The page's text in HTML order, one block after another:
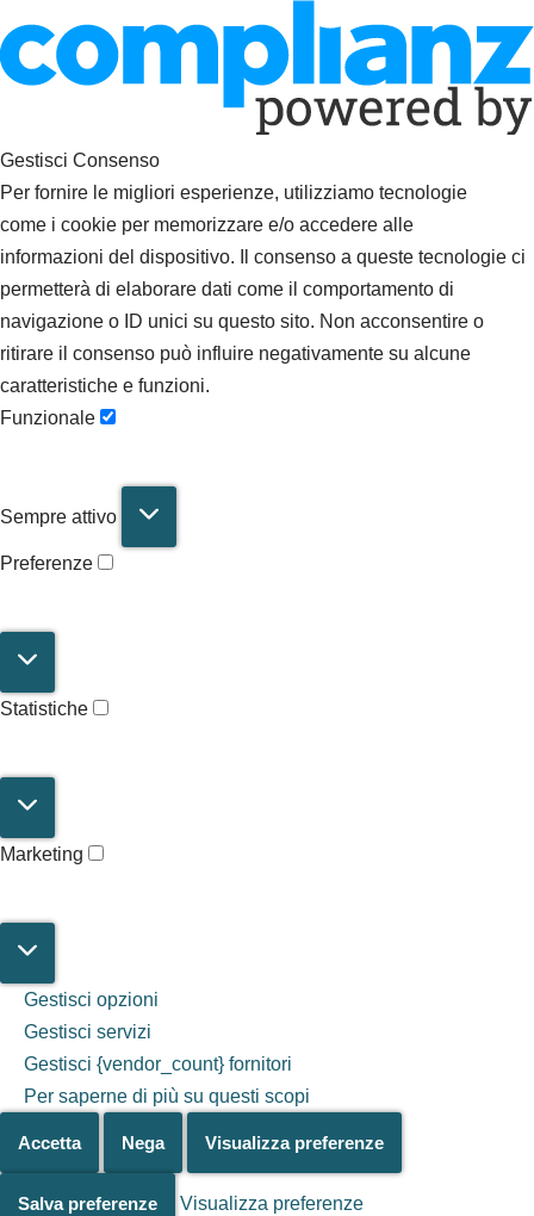
Gestisci Consenso
Per fornire le migliori esperienze, utilizziamo tecnologie
come i cookie per memorizzare e/o accedere alle
informazioni del dispositivo. Il consenso a queste tecnologie ci
permetterà di elaborare dati come il comportamento di
navigazione o ID unici su questo sito. Non acconsentire o
ritirare il consenso può influire negativamente su alcune
caratteristiche e funzioni.
Funzionale
Sempre attivo
Preferenze
Statistiche
Marketing
Gestisci opzioni
Gestisci servizi
Gestisci {vendor_count} fornitori
Per saperne di più su questi scopi
Accetta Nega Visualizza preferenze
Salva preferenze Visualizza preferenze